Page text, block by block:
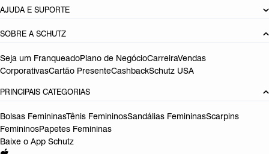
AJUDA E SUPORTE
SOBRE A SCHUTZ
Seja um FranqueadoPlano de NegócioCarreiraVendas
CorporativasCartão PresenteCashbackSchutz USA
PRINCIPAIS CATEGORIAS
Bolsas FemininasTênis FemininosSandálias FemininasScarpins
FemininosPapetes Femininas
Baixe o App Schutz